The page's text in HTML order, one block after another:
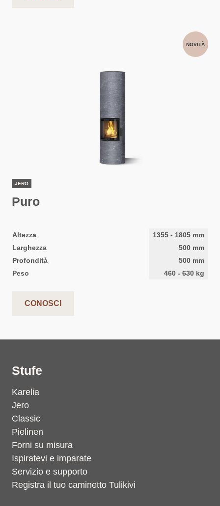
NOVITÀ
JERO
Puro
Altezza 1355 - 1805 mm
Larghezza
500 mm
Profondità
500 mm
Peso
460 - 630 kg
CONOSCI
Stufe
Karelia
Jero
Classic
Pielinen
Forni su misura
Ispiratevi e imparate
Servizio e supporto
Registra il tuo caminetto Tulikivi